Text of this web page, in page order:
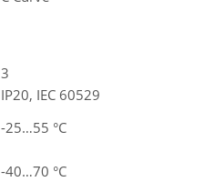
3
IP20, IEC 60529
-25…55 °C
-40…70 °C